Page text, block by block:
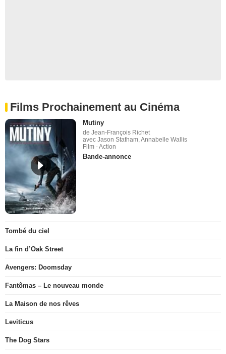
Films Prochainement au Cinéma
Mutiny
de Jean-François Richet
avec Jason Statham, Annabelle Wallis
Film - Action
Bande-annonce
Tombé du ciel
La fin d’Oak Street
Avengers: Doomsday
Fantômas – Le nouveau monde
La Maison de nos rêves
Leviticus
The Dog Stars